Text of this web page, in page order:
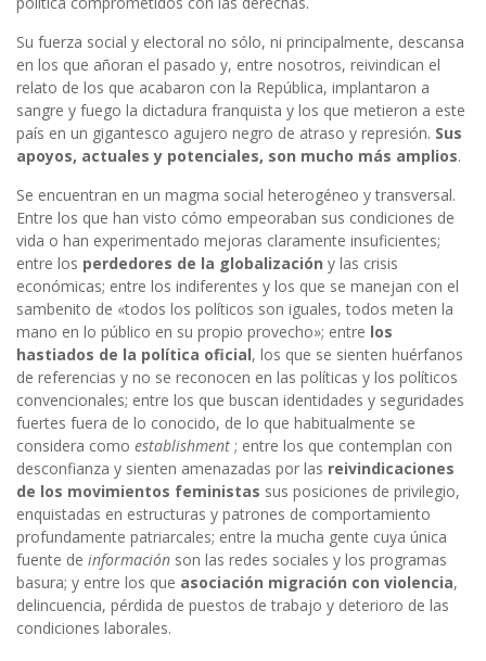
Su fuerza social y electoral no sólo, ni principalmente, descansa
en los que añoran el pasado y, entre nosotros, reivindican el
relato de los que acabaron con la República, implantaron a
sangre y fuego la dictadura franquista y los que metieron a este
país en un gigantesco agujero negro de atraso y represión. Sus
apoyos, actuales y potenciales, son mucho más amplios.
Se encuentran en un magma social heterogéneo y transversal.
Entre los que han visto cómo empeoraban sus condiciones de
vida o han experimentado mejoras claramente insuficientes;
entre los perdedores de la globalización y las crisis
económicas; entre los indiferentes y los que se manejan con el
sambenito de «todos los políticos son iguales, todos meten la
mano en lo público en su propio provecho»; entre los
hastiados de la política oficial, los que se sienten huérfanos
de referencias y no se reconocen en las políticas y los políticos
convencionales; entre los que buscan identidades y seguridades
fuertes fuera de lo conocido, de lo que habitualmente se
considera como establishment ; entre los que contemplan con
desconfianza y sienten amenazadas por las reivindicaciones
de los movimientos feministas sus posiciones de privilegio,
enquistadas en estructuras y patrones de comportamiento
profundamente patriarcales; entre la mucha gente cuya única
fuente de información son las redes sociales y los programas
basura; y entre los que asociación migración con violencia,
delincuencia, pérdida de puestos de trabajo y deterioro de las
condiciones laborales.